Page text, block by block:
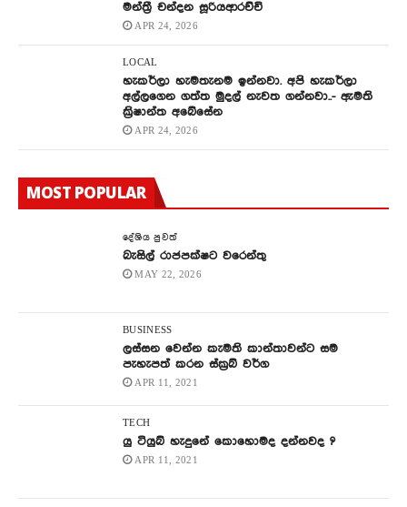
මන්ත්‍රී චන්දන සූරියආරච්චි
APR 24, 2026
LOCAL
හැකර්ලා හැමතැනම ඉන්නවා. අපි හැකර්ලා
අල්ලගෙන ගත්ත මුදල් නැවත ගන්නවා..- ඇමති
ක්‍රිෂාන්ත අබේසේන
APR 24, 2026
MOST POPULAR
දේශිය පුවත්
බැසිල් රාජපක්ෂට වරෙන්තු
MAY 22, 2026
BUSINESS
ලස්සන වෙන්න කැමති කාන්තාවන්ට සම
පැහැපත් කරන ස්ක්‍රබ් වර්ග
APR 11, 2021
TECH
යු ටියුබ් හැදුනේ කොහොමද දන්නවද ?
APR 11, 2021